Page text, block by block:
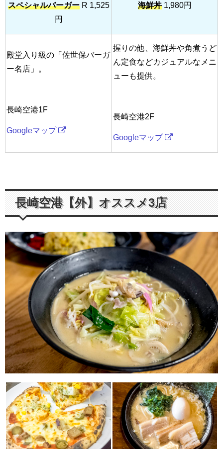
スペシャルバーガーR 1,525
円
海鮮丼 1,980円
殿堂入り級の「佐世保バーガ
ー名店」。
長崎空港1F
Googleマップ
握りの他、海鮮丼や角煮うど
ん定食などカジュアルなメニ
ューも提供。
長崎空港2F
Googleマップ
長崎空港【外】オススメ3店